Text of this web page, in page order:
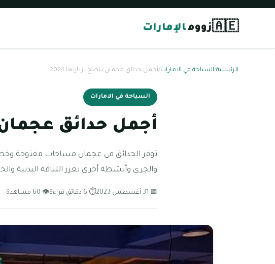
🇦🇪زوومالإمارات
الرئيسية/السياحة في الامارات/أجمل حدائق عجمان ينصح بزيارتها 2024
السياحة في الامارات
أجمل حدائق عجمان
توفر الحدائق في عجمان مساحات مفتوحة
والجري وأنشطة أخرى تعزز اللياقة البدنية
📅 31 أغسطس 2023 ⏱ 6 دقائق قراءة 👁 60 مشاهدة